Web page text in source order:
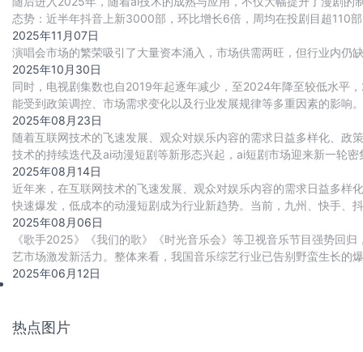
态势：近半年抖音上新3000部，环比增长6倍，周均在投剧目超110
2025年11月07日
演唱会市场的繁荣吸引了大量资本涌入，市场供需两旺，但行业内仍
2025年10月30日
同时，电视剧集数也自2019年起逐年减少，至2024年降至较低水平
能受到政策调控、市场需求变化以及行业发展规律等多重因素的影响。
2025年08月23日
随着互联网技术的飞速发展、观众对娱乐内容的需求日益多样化、政
技术的持续迭代及ai动漫短剧等新形态兴起，ai短剧市场迎来新一轮
政策“补”力，ai短剧行业爆发式增长风
2025年08月14日
近年来，在互联网技术的飞速发展、观众对娱乐内容的需求日益多样
快速爆发，低成本的动漫短剧成为行业新趋势。当前，九州、快手
庞大，但素材量快速增加。不过，我国动漫短剧行
2025年08月06日
《歌手2025》《我们的歌》《时光音乐会》等卫视音乐节目强势回
艺市场激发新活力。整体来看，我国音乐综艺行业已告别野蛮生长的
压力等多重挑战，但其作为文化娱乐消费重
2025年06月12日
热点图片